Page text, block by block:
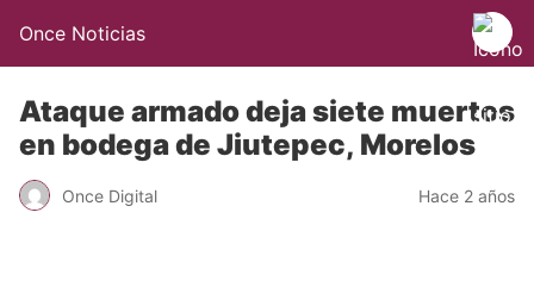
Once Noticias
Ataque armado deja siete muertos
en bodega de Jiutepec, Morelos
Once Digital Hace 2 años